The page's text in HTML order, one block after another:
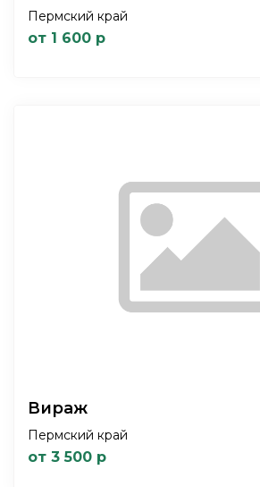
Пермский край
от 1 600 р
Вираж
Пермский край
от 3 500 р